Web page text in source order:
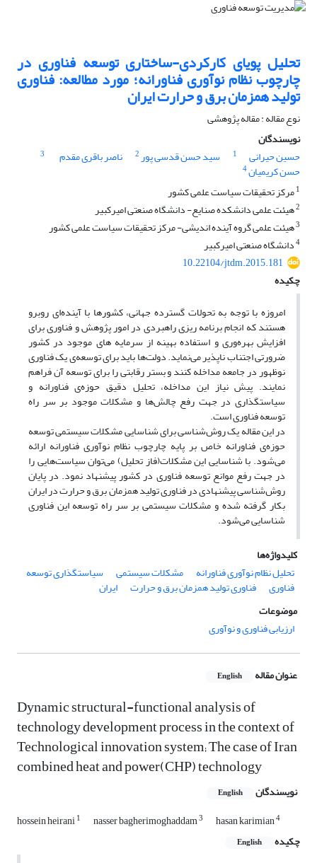
تحلیل پویای کارکردی-ساختاری توسعه فناوری در
چارچوب نظام نوآوری فناورانه؛ مورد مطالعه: فناوری
تولید همزمان برق و حرارت ایران
نوع مقاله : مقاله پژوهشی
نویسندگان
حسین حیرانی
1 سید حسن قدسی پور2 ناصر باقری مقدم 3
حسن کریمیان4
1مرکز تحقیقات سیاست علمی کشور
2هیئت علمی دانشکده صنایع- دانشگاه صنعتی امیرکبیر
3هیئت علمی گروه آینده اندیشی- مرکز تحقیقات سیاست علمی کشور
4دانشگاه صنعتی امیرکبیر
10.22104/jtdm.2015.181
چکیده
امروزه با توجه به تحولات گسترده جهانی، کشورها با آینده‌ای روبرو
هستند که انجام برنامه ریزی راهبردی در امور پژوهش و فناوری برای
افزایش بهره‌وری و استفاده بهینه از سرمایه های موجود در کشور
ضرورتی اجتناب ناپذیر می‌نماید. دولت‌ها باید برای توسعه‌ی یک فناوری
نوظهور در جامعه مداخله کنند و بستر رقابتی را برای توسعه آن فراهم
نمایند. پیش نیاز این مداخله، تحلیل دقیق حوزه‌ی فناورانه و
سیاستگذاری در جهت رفع چالش‌ها و مشکلات موجود بر سر راه
توسعه فناوری است.
در این مقاله یک روش‌شناسی برای شناسایی مشکلات سیستمی توسعه
حوزه‌ی فناورانه خاص بر پایه چارچوب نظام نوآوری فناورانه ارائه
می‌شود. با شناسایی این مشکلات(فاز تحلیل) می‌توان سیاست‌هایی را
در جهت رفع موانع توسعه فناوری در کشور پیشنهاد نمود. در پایان
روش‌شناسی پیشنهادی در فناوری تولید همزمان برق و حرارت در ایران
بکار گرفته شده و مشکلات سیستمی بر سر راه توسعه این فناوری
شناسایی می‌شود.
کلیدواژه‌ها
تحلیل نظام نوآوری فناورانه
مشکلات سیستمی سیاستگذاری توسعه
فناوری فناوری تولید همزمان برق و حرارت
ایران
موضوعات
ارزیابی فناوری و نوآوری
عنوان مقاله English
Dynamic structural-functional analysis of
technology development process in the context of
Technological innovation system; The case of Iran
combined heat and power(CHP) technology
نویسندگان English
hossein heirani1 nasser bagherimoghaddam3 hasan karimian4
چکیده English